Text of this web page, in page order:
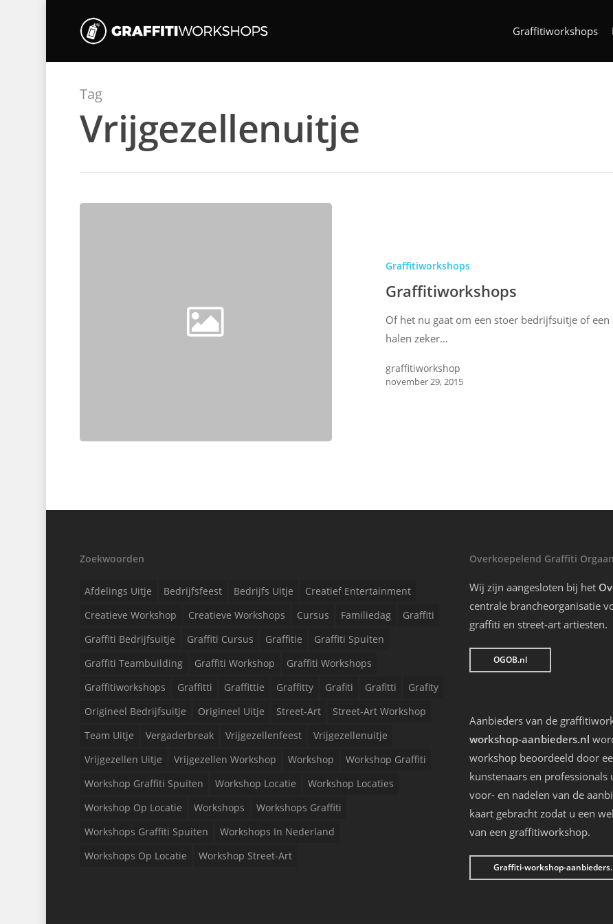
Graffitiworkshops
Tag
Vrijgezellenuitje
Graffitiworkshops
Graffitiworkshops
Of het nu gaat om een stoer bedrijfsuitje of
halen zeker…
graffitiworkshop
november 29, 2015
Zoekwoorden
Afdelings Uitje Bedrijfsfeest Bedrijfs Uitje
Creatief Entertainment
Creatieve Workshop
Creatieve Workshops Cursus Familiedag
Graffiti
Graffiti Bedrijfsuitje
Graffiti Cursus Graffitie
Graffiti Spuiten
Graffiti Teambuilding
Graffiti Workshop
Graffiti Workshops
Graffitiworkshops
Graffitti Graffittie Graffitty Grafiti Grafitti
Grafity
Origineel Bedrijfsuitje
Origineel Uitje Street-Art
Street-Art Workshop
Team Uitje
Vergaderbreak Vrijgezellenfeest
Vrijgezellenuitje
Vrijgezellen Uitje
Vrijgezellen Workshop Workshop
Workshop Graffiti
Workshop Graffiti Spuiten
Workshop Locatie
Workshop Locaties
Workshop Op Locatie
Workshops
Workshops Graffiti
Workshops Graffiti Spuiten
Workshops In Nederland
Workshops Op Locatie
Workshop Street-Art
Overkoepelend Graffiti
Wij zijn aangesloten bij het
centrale brancheorganisatie
graffiti en street-art artiesten.
OGOB.nl
Aanbieders van de
workshop-aanbieders.nl
workshop beoordeeld door
kunstenaars en
voor- en nadelen van de
kaart gebracht zodat u een
van een graffitiworkshop.
Graffiti-workshop-